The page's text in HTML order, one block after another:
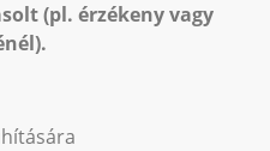
(pl. érzékeny vagy